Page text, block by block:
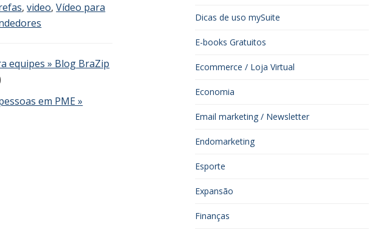
,video,Vídeo para
equipes » Blog BraZip
em PME »
Dicas de uso mySuite
E-books Gratuitos
Ecommerce / Loja Virtual
Economia
Email marketing / Newsletter
Endomarketing
Esporte
Expansão
Finanças